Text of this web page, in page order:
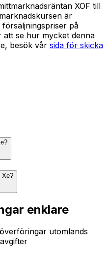
XOF till
är
på
att se hur mycket denna
besök vår sida för skicka
Xe?
enklare
utomlands